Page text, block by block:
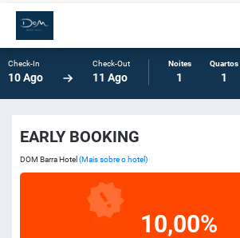
Check-In
10 Ago
Check-Out
11 Ago
Noites
1
Quartos
1
EARLY BOOKING
DOM Barra Hotel (Mais sobre o hotel)
10,00%